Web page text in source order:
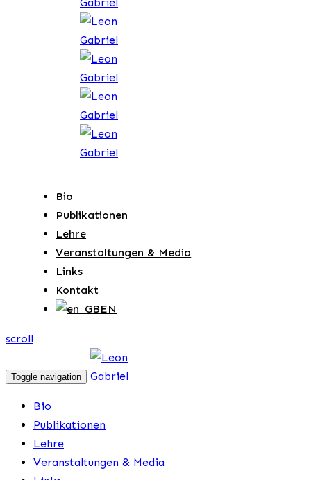
Bio
Publikationen
Lehre
Veranstaltungen & Media
Links
Kontakt
EN
scroll
Toggle navigation
Bio
Publikationen
Lehre
Veranstaltungen & Media